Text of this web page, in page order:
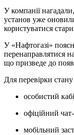
У компанії
установ уже
користуватися
У «Нафтогазі»
перенаправлятися
що призведе до
Для перевірки
особистий
офіційний
мобільний